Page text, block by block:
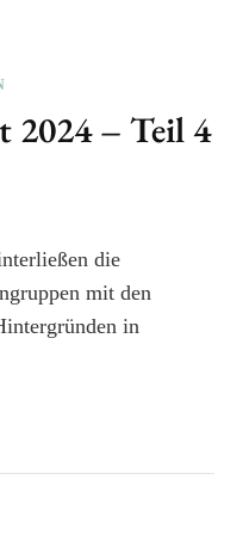
2024 – Teil 4
die
mit den
in